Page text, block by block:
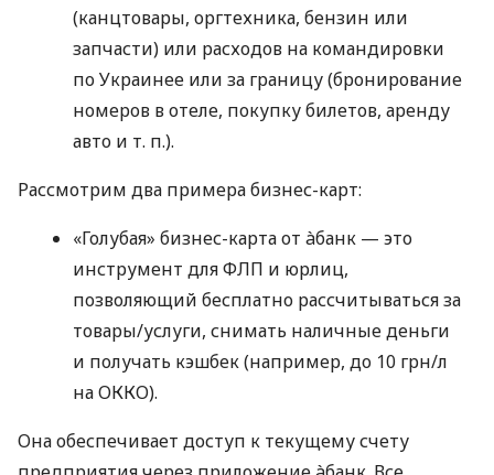
(канцтовары, оргтехника, бензин или
запчасти) или расходов на командировки
по Украинее или за границу (бронирование
номеров в отеле, покупку билетов, аренду
авто и т. п.).
Рассмотрим два примера бизнес-карт:
«Голубая» бизнес-карта от àбанк — это
инструмент для ФЛП и юрлиц,
позволяющий бесплатно рассчитываться за
товары/услуги, снимать наличные деньги
и получать кэшбек (например, до 10 грн/л
на ОККО).
Она обеспечивает доступ к текущему счету